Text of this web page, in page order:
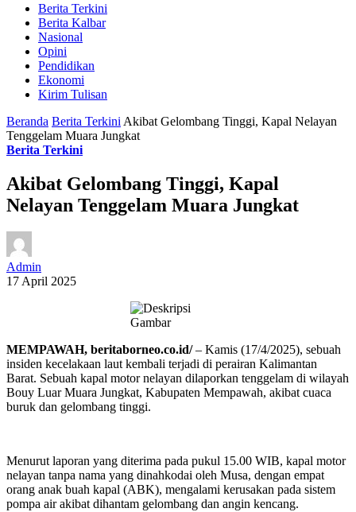
Berita Terkini
Berita Kalbar
Nasional
Opini
Pendidikan
Ekonomi
Kirim Tulisan
Beranda Berita Terkini Akibat Gelombang Tinggi, Kapal Nelayan
Tenggelam Muara Jungkat
Berita Terkini
Akibat Gelombang Tinggi, Kapal
Nelayan Tenggelam Muara Jungkat
Admin
17 April 2025
MEMPAWAH, beritaborneo.co.id/– Kamis (17/4/2025), sebuah
insiden kecelakaan laut kembali terjadi di perairan Kalimantan
Barat. Sebuah kapal motor nelayan dilaporkan tenggelam di wilayah
Bouy Luar Muara Jungkat, Kabupaten Mempawah, akibat cuaca
buruk dan gelombang tinggi.
Menurut laporan yang diterima pada pukul 15.00 WIB, kapal motor
nelayan tanpa nama yang dinahkodai oleh Musa, dengan empat
orang anak buah kapal (ABK), mengalami kerusakan pada sistem
pompa air akibat dihantam gelombang dan angin kencang.